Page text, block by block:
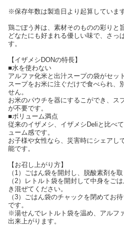
※保存年数は製造日より起算しています
鶏ごぼう丼は、素材そのものの彩りと
どなたにも好まれる優しい味で、さっ
す。
【イザメシDONの特長】
■水を使わない
アルファ化米と出汁スープの袋がセッ
スープをお米に注ぐだけで食べられ、
せん。
お米のパウチを器にするこができ、ス
が不要です。
■ボリューム満点
従来のイザメシ、イザメシDeliと比べ
ューム感です。
お子様や女性なら、災害時にシェアし
能です。
【お召し上がり方】
（1）ごはん袋を開封し、脱酸素剤を
（2）レトルト袋を開封して中身をご
き混ぜてください。
（3）ごはん袋のチャックを閉めてお
です。
※湯せんでレトルト袋を温め、アルフ
出来上がります。